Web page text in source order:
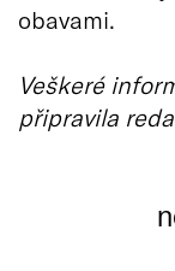
obavami.
Veškeré
připravila